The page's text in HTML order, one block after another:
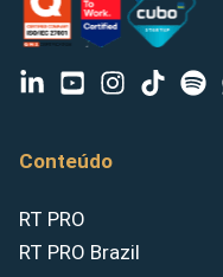
Conteúdo
RT PRO
RT PRO Brazil